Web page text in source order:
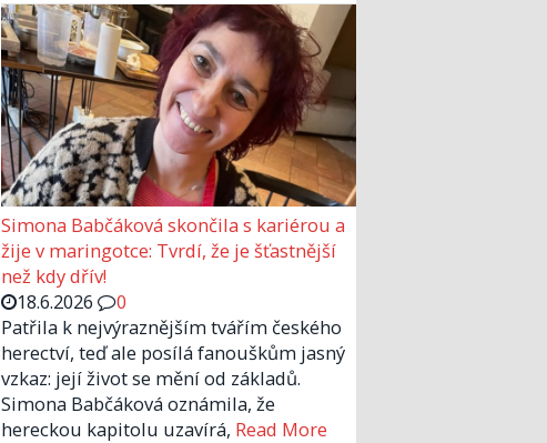
Simona Babčáková skončila s kariérou a
žije v maringotce: Tvrdí, že je šťastnější
než kdy dřív!
18.6.2026
0
Patřila k nejvýraznějším tvářím českého
herectví, teď ale posílá fanouškům jasný
vzkaz: její život se mění od základů.
Simona Babčáková oznámila, že
hereckou kapitolu uzavírá, Read More